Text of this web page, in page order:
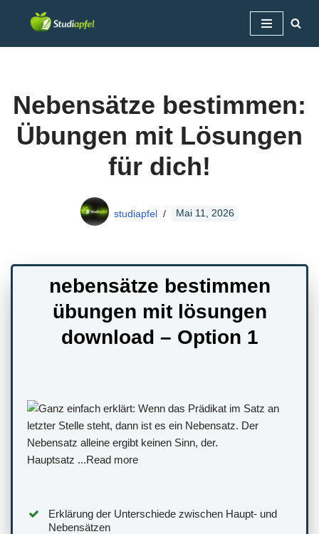
Nebensätze bestimmen:
Übungen mit Lösungen
für dich!
studiapfel Mai 11, 2026
nebensätze bestimmen
übungen mit lösungen
download – Option 1
Erklärung der Unterschiede zwischen Haupt- und
Nebensätzen